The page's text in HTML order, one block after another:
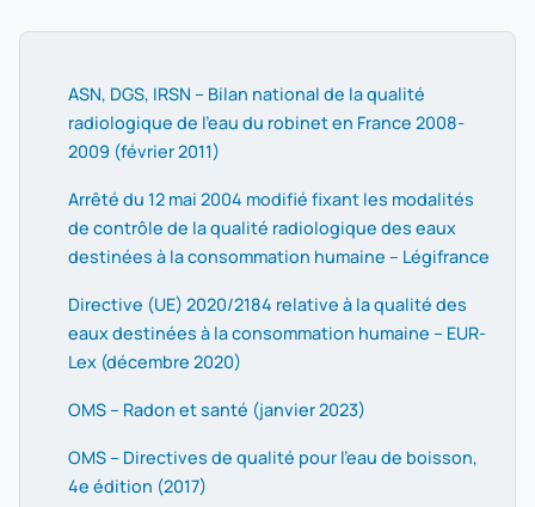
ASN, DGS, IRSN – Bilan national de la qualité
radiologique de l'eau du robinet en France 2008-
2009 (février 2011)
Arrêté du 12 mai 2004 modifié fixant les modalités
de contrôle de la qualité radiologique des eaux
destinées à la consommation humaine – Légifrance
Directive (UE) 2020/2184 relative à la qualité des
eaux destinées à la consommation humaine – EUR-
Lex (décembre 2020)
OMS – Radon et santé (janvier 2023)
OMS – Directives de qualité pour l'eau de boisson,
4e édition (2017)